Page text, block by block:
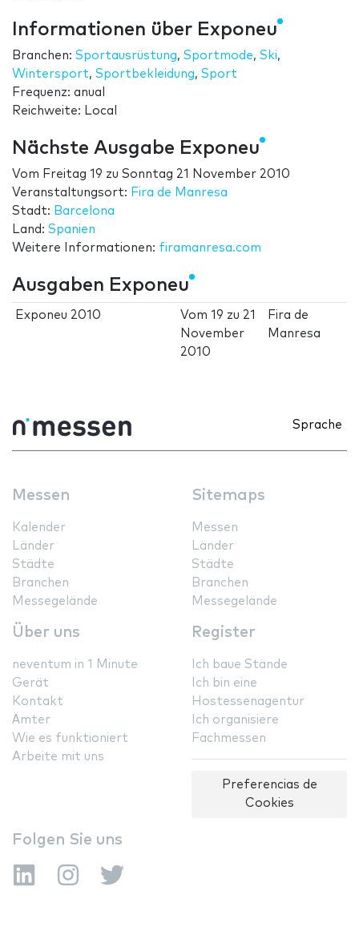
Informationen über Exponeu
Branchen: Sportausrüstung, Sportmode, Ski,
Wintersport, Sportbekleidung, Sport
Frequenz: anual
Reichweite: Local
Nächste Ausgabe Exponeu
Vom Freitag 19 zu Sonntag 21 November 2010
Veranstaltungsort: Fira de Manresa
Stadt: Barcelona
Land: Spanien
Weitere Informationen: firamanresa.com
Ausgaben Exponeu
Exponeu 2010 Vom19 zu 21
November
2010
Fira de
Manresa
Sprache
Messen
Kalender
Länder
Städte
Branchen
Messegelände
Sitemaps
Messen
Länder
Städte
Branchen
Messegelände
Über uns
neventum in 1 Minute
Gerät
Kontakt
Ämter
Wie es funktioniert
Arbeite mit uns
Register
Ich baue Stände
Ich bin eine
Hostessenagentur
Ich organisiere
Fachmessen
Preferencias de
Cookies
Folgen Sie uns